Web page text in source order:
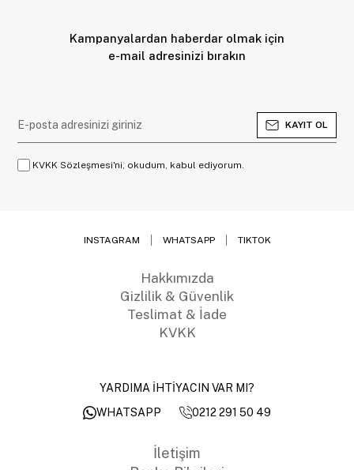
Kampanyalardan haberdar olmak için
e-mail adresinizi bırakın
KAYIT OL
KVKK Sözleşmesi'ni, okudum, kabul ediyorum.
INSTAGRAM WHATSAPP TIKTOK
Hakkımızda
Gizlilik & Güvenlik
Teslimat & İade
KVKK
YARDIMA İHTİYACIN VAR MI?
WHATSAPP
0212 291 50 49
İletişim